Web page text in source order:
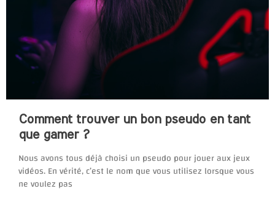
Comment trouver un bon pseudo en tant
que gamer ?
Nous avons tous déjà choisi un pseudo pour jouer aux jeux
vidéos. En vérité, c’est le nom que vous utilisez lorsque vous
ne voulez pas